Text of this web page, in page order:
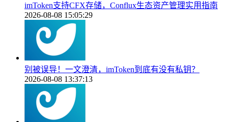
imToken支持CFX存储，Conflux生态资产管理实用指南
2026-08-08 15:05:29
别被误导！一文澄清，imToken到底有没有私钥？
2026-08-08 13:37:13